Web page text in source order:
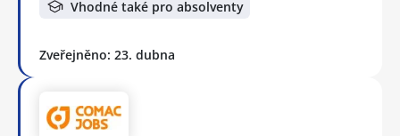
Vhodné také pro absolventy
Zveřejněno: 23. dubna